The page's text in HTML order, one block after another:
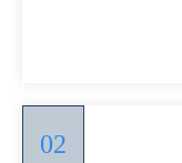
02